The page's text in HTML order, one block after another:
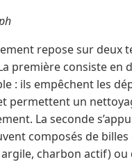
repose sur deux
première consiste en
: ils empêchent les
permettent un
La seconde
composés de billes
charbon actif) ou